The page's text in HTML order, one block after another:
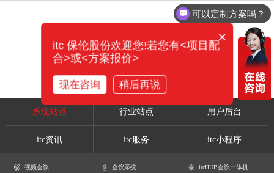
系统站点 行业站点 用户后台
itc资讯 itc服务 itc小程序
视频会议 会议系统
itcHUB会议一体机
可以定制方案吗？
×
itc 保伦股份欢迎您!若您有<项目配
合>或<方案报价>
现在咨询 稍后再说